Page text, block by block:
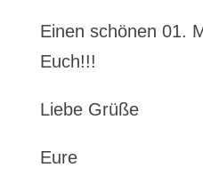
Einen schönen 01.
Euch!!!
Liebe Grüße
Eure